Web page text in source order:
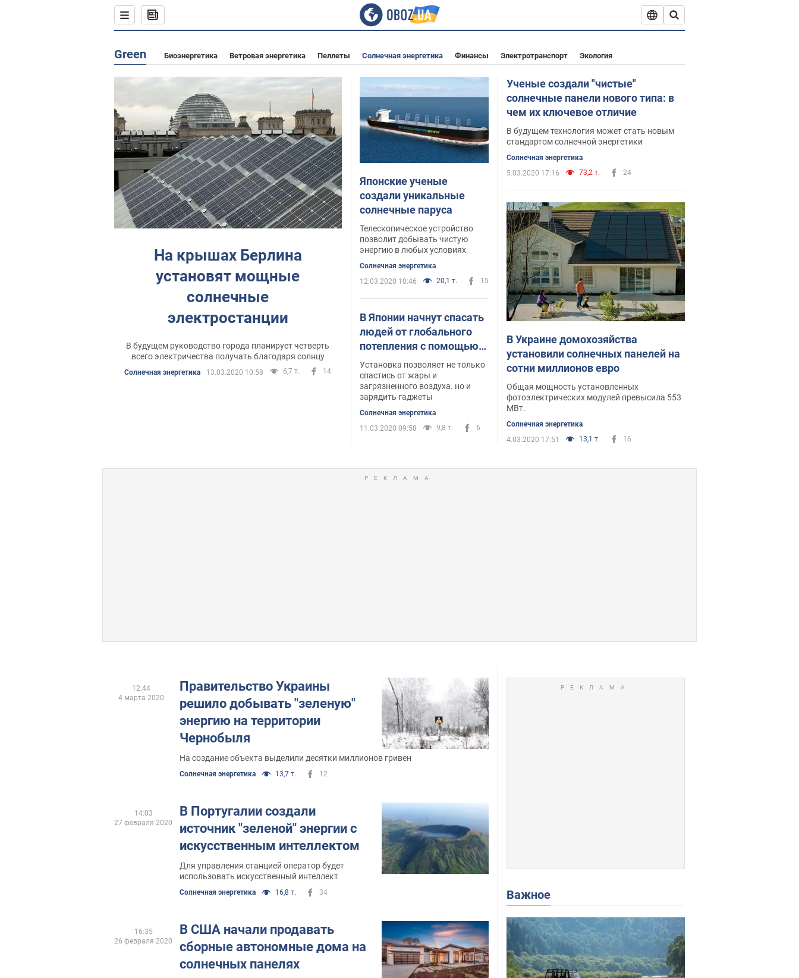
Green Биоэнергетика Ветровая энергетика Пеллеты Солнечная энергетика Финансы Электротранспорт Экология
На крышах Берлина
установят мощные
солнечные
электростанции
В будущем руководство города планирует четверть
всего электричества получать благодаря солнцу
Солнечная энергетика 13.03.2020 10:58 6,7 т. 14
Японские ученые
создали уникальные
солнечные паруса
Телескопическое устройство
позволит добывать чистую
энергию в любых условиях
Солнечная энергетика
12.03.2020 10:46
20,1 т. 15
В Японии начнут спасать
людей от глобального
потепления с помощью
энергии солнца
Установка позволяет не только
спастись от жары и
загрязненного воздуха. но и
зарядить гаджеты
Солнечная энергетика
11.03.2020 09:58
9,8 т. 6
Ученые создали "чистые"
солнечные панели нового типа: в
чем их ключевое отличие
В будущем технология может стать новым
стандартом солнечной энергетики
Солнечная энергетика
5.03.2020 17:16
73,2 т. 24
В Украине домохозяйства
установили солнечных панелей на
сотни миллионов евро
Общая мощность установленных
фотоэлектрических модулей превысила 553
МВт.
Солнечная энергетика
4.03.2020 17:51
13,1 т. 16
Правительство Украины
решило добывать "зеленую"
энергию на территории
Чернобыля
На создание объекта выделили десятки миллионов гривен
Солнечная энергетика 13,7 т. 12
12:44
4 марта 2020
В Португалии создали
источник "зеленой" энергии с
искусственным интеллектом
Для управления станцией оператор будет
использовать искусственный интеллект
Солнечная энергетика 16,8 т. 34
14:03
27 февраля 2020
В США начали продавать
сборные автономные дома на
солнечных панелях
16:35
26 февраля 2020
Важное